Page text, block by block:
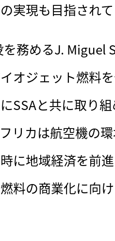
実現も目指され
務めるJ. Miguel
オジェット燃料
SSAと共に取り
リカは航空機の
に地域経済を前
料の商業化に向